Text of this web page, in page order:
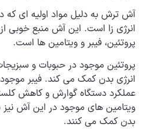
آش ترش به دلیل مواد اولیه ای که
انرژی زا است. این آش منبع خوبی
پروتئین، فیبر و ویتامین ها است.
پروتئین موجود در حبوبات و
انرژی بدن کمک می کند. فیبر
عملکرد دستگاه گوارش و کاهش
ویتامین های موجود در این آش
بدن کمک می کنند.